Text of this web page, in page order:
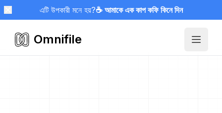
এটি উপকারী মনে হয়?☕ আমাকে এক কাপ কফি কিনে দিন
Omnifile